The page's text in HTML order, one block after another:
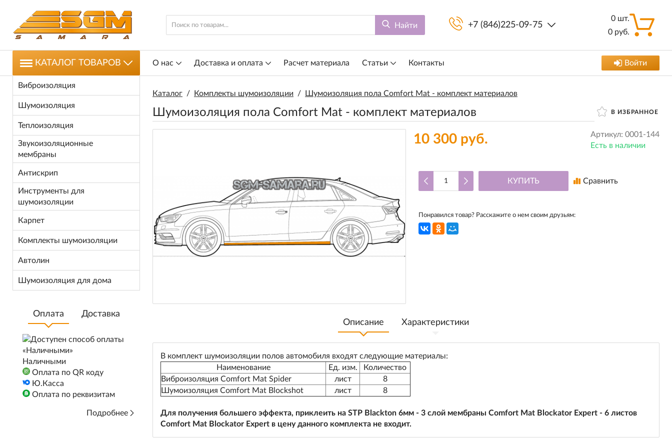
Найти +7 (846)225-09-75
0 шт.
0 руб.
КАТАЛОГ ТОВАРОВ
Виброизоляция
Шумоизоляция
Теплоизоляция
Звукоизоляционные
мембраны
Антискрип
Инструменты для
шумоизоляции
Карпет
Комплекты шумоизоляции
Автолин
Шумоизоляция для дома
Оплата Доставка
Наличными
Оплата по QR коду
Ю.Касса
Оплата по реквизитам
Подробнее
О нас Доставка и оплата Расчет материала Статьи Контакты Войти
Каталог / Комплекты шумоизоляции / Шумоизоляция пола Comfort Mat - комплект материалов
В ИЗБРАННОЕ
Шумоизоляция пола Comfort Mat - комплект материалов
10 300 руб. Артикул: 0001-144
Есть в наличии
КУПИТЬ Сравнить
Понравился товар? Расскажите о нем своим друзьям:
Описание Характеристики
В комплект шумоизоляции полов автомобиля входят следующие материалы:
Наименование
Ед. изм.
Количество
Виброизоляция Comfort Mat Spider
лист
8
Шумоизоляция Comfort Mat Blockshot
лист 8
Для получения большего эффекта, приклеить на STP Blackton 6мм - 3 слой мембраны Comfort Mat Blockator Expert - 6 листов
Comfort Mat Blockator Expert в цену данного комплекта не входит.